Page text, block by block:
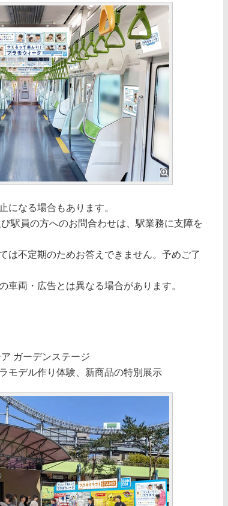
になる場合もあります。
駅員の方へのお問合わせは、駅業務に支障を
は不定期のためお答えできません。予めご了
両・広告とは異なる場合があります。
ガーデンステージ
モデル作り体験、新商品の特別展示